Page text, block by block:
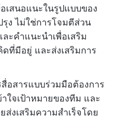
เสนอแนะในรูปแบบของ
ง ไม่ใช่การโจมตีส่วน
ะคำแนะนำเพื่อเสริม
ที่มีอยู่ และส่งเสริมการ
สื่อสารแบบร่วมมือต้องการ
ใจเป้าหมายของทีม และ
ส่งเสริมความสำเร็จโดย